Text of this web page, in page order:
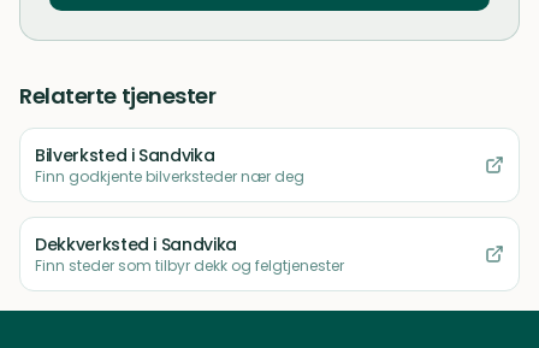
Relaterte tjenester
Bilverksted i Sandvika
Finn godkjente bilverksteder nær deg
Dekkverksted i Sandvika
Finn steder som tilbyr dekk og felgtjenester